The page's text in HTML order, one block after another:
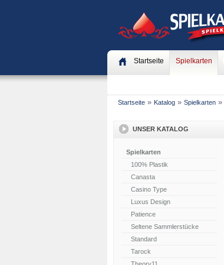
Startseite Spielkarten
Startseite » Katalog » Spielkarten »
UNSER KATALOG
Spielkarten
100% Plastik
Canasta
Casino Type
Luxus Design
Patience
Seltene Sammlerstücke
Standard
Tarock